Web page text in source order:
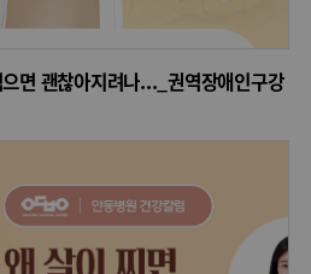
면 괜찮아지려나..._권역장애인구강